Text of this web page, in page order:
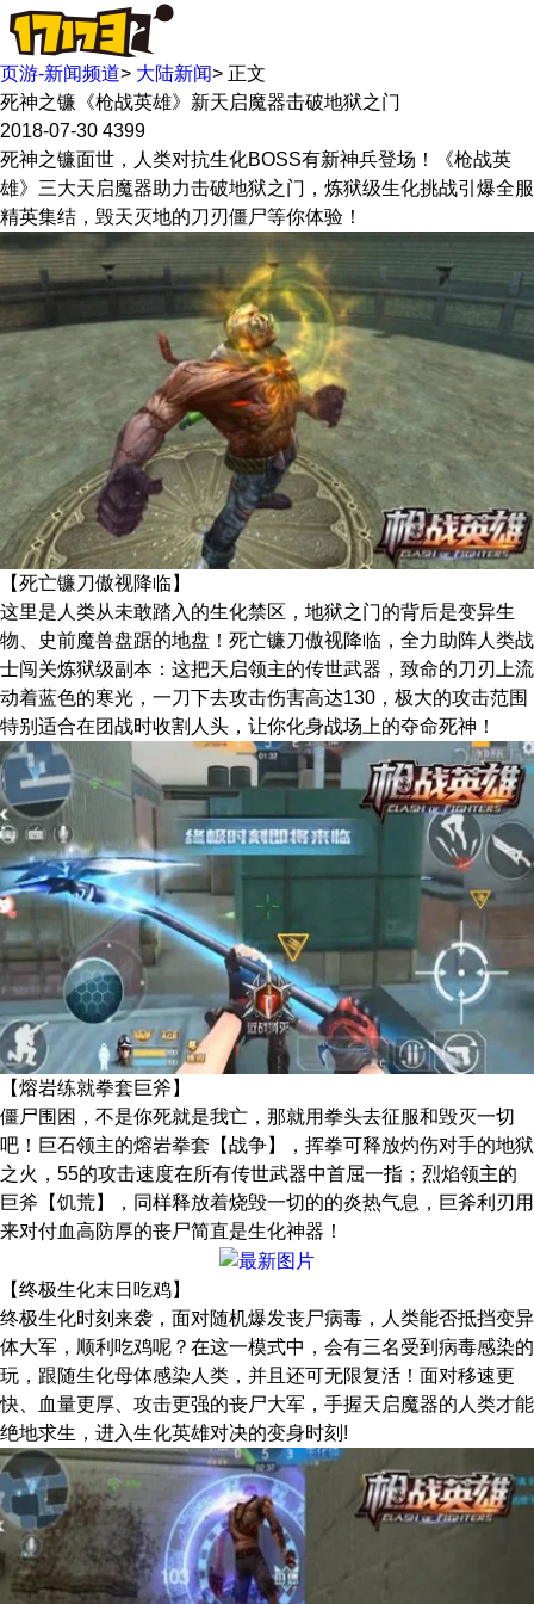
页游-新闻频道> 大陆新闻> 正文
死神之镰《枪战英雄》新天启魔器击破地狱之门
2018-07-30 4399
死神之镰面世，人类对抗生化BOSS有新神兵登场！《枪战英
雄》三大天启魔器助力击破地狱之门，炼狱级生化挑战引爆全服
精英集结，毁天灭地的刀刃僵尸等你体验！
【死亡镰刀傲视降临】
这里是人类从未敢踏入的生化禁区，地狱之门的背后是变异生
物、史前魔兽盘踞的地盘！死亡镰刀傲视降临，全力助阵人类战
士闯关炼狱级副本：这把天启领主的传世武器，致命的刀刃上流
动着蓝色的寒光，一刀下去攻击伤害高达130，极大的攻击范围
特别适合在团战时收割人头，让你化身战场上的夺命死神！
【熔岩练就拳套巨斧】
僵尸围困，不是你死就是我亡，那就用拳头去征服和毁灭一切
吧！巨石领主的熔岩拳套【战争】，挥拳可释放灼伤对手的地狱
之火，55的攻击速度在所有传世武器中首屈一指；烈焰领主的
巨斧【饥荒】，同样释放着烧毁一切的的炎热气息，巨斧利刃用
来对付血高防厚的丧尸简直是生化神器！
【终极生化末日吃鸡】
终极生化时刻来袭，面对随机爆发丧尸病毒，人类能否抵挡变异
体大军，顺利吃鸡呢？在这一模式中，会有三名受到病毒感染的
玩，跟随生化母体感染人类，并且还可无限复活！面对移速更
快、血量更厚、攻击更强的丧尸大军，手握天启魔器的人类才能
绝地求生，进入生化英雄对决的变身时刻!